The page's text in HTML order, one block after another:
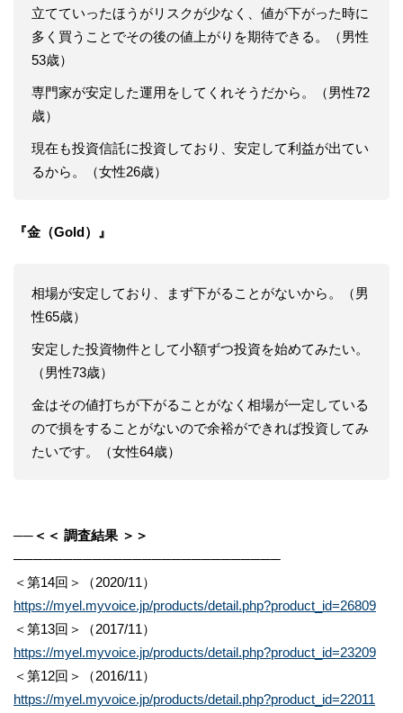
立てていったほうがリスクが少なく、値が下がった時に
多く買うことでその後の値上がりを期待できる。（男性
53歳）
専門家が安定した運用をしてくれそうだから。（男性72
歳）
現在も投資信託に投資しており、安定して利益が出てい
るから。（女性26歳）
『金（Gold）』
相場が安定しており、まず下がることがないから。（男
性65歳）
安定した投資物件として小額ずつ投資を始めてみたい。
（男性73歳）
金はその値打ちが下がることがなく相場が一定している
ので損をすることがないので余裕ができれば投資してみ
たいです。（女性64歳）
──＜＜ 調査結果 ＞＞
───────────────────────────
＜第14回＞（2020/11）
https://myel.myvoice.jp/products/detail.php?product_id=26809
＜第13回＞（2017/11）
https://myel.myvoice.jp/products/detail.php?product_id=23209
＜第12回＞（2016/11）
https://myel.myvoice.jp/products/detail.php?product_id=22011